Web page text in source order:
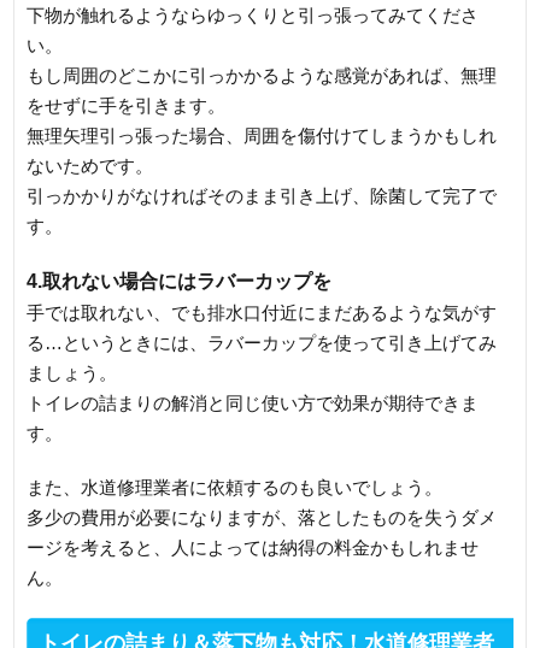
下物が触れるようならゆっくりと引っ張ってみてくださ
い。
もし周囲のどこかに引っかかるような感覚があれば、無理
をせずに手を引きます。
無理矢理引っ張った場合、周囲を傷付けてしまうかもしれ
ないためです。
引っかかりがなければそのまま引き上げ、除菌して完了で
す。
4.取れない場合にはラバーカップを
手では取れない、でも排水口付近にまだあるような気がす
る…というときには、ラバーカップを使って引き上げてみ
ましょう。
トイレの詰まりの解消と同じ使い方で効果が期待できま
す。
また、水道修理業者に依頼するのも良いでしょう。
多少の費用が必要になりますが、落としたものを失うダメ
ージを考えると、人によっては納得の料金かもしれませ
ん。